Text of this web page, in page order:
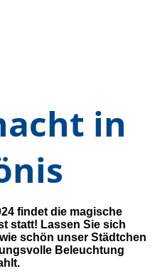
in
findet die magische
statt! Lassen Sie sich
schön unser Städtchen
Beleuchtung